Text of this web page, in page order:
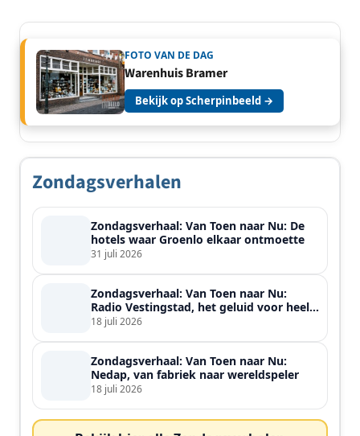
FOTO VAN DE DAG
Warenhuis Bramer
Bekijk op Scherpinbeeld →
Zondagsverhalen
Zondagsverhaal: Van Toen naar Nu: De
hotels waar Groenlo elkaar ontmoette
31 juli 2026
Zondagsverhaal: Van Toen naar Nu:
Radio Vestingstad, het geluid voor heel
de streek
18 juli 2026
Zondagsverhaal: Van Toen naar Nu:
Nedap, van fabriek naar wereldspeler
18 juli 2026